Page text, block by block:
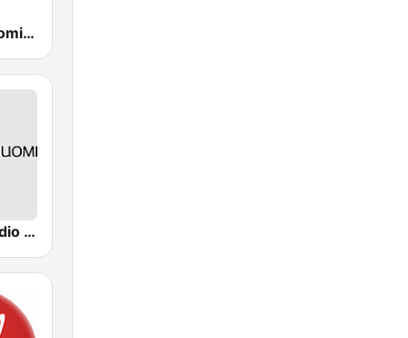
Yle Radio Suomi Helsinki
Yle Turku Radio Suomi